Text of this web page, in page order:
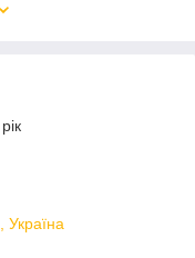
параметрами
Україна